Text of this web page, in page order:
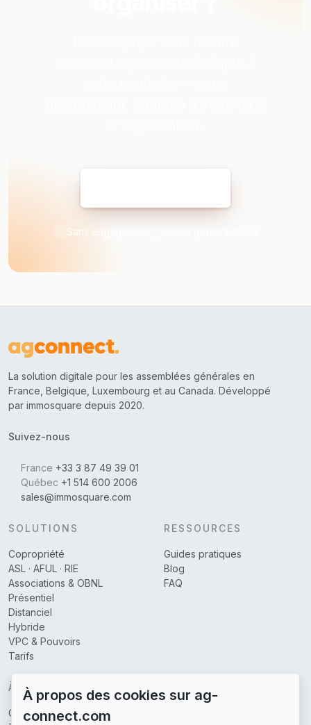
Sans engagement
La solution digitale pour les assemblées générales en
France, Belgique, Luxembourg et au Canada. Développé
par immosquare depuis 2020.
Suivez-nous
France +33 3 87 49 39 01
Québec +1 514 600 2006
sales@immosquare.com
SOLUTIONS
Copropriété
ASL · AFUL · RIE
Associations & OBNL
Présentiel
Distanciel
Hybride
VPC & Pouvoirs
Tarifs
RESSOURCES
Guides pratiques
Blog
FAQ
À PROPOS
Qui sommes-nous
À propos des cookies sur ag-
connect.com